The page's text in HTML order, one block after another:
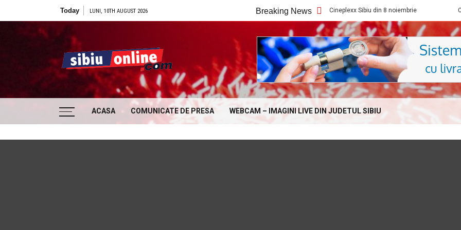
Today LUNI, 10TH AUGUST 2026 Breaking News
Ce filme noi vedem la Cineplexx Sibiu din 8 noiembrie Ce filme
SibiuOnline.com
… locatii si evenimente din Sibiu!!!
ACASA COMUNICATE DE PRESA WEBCAM – IMAGINI LIVE DIN JUDETUL SIBIU